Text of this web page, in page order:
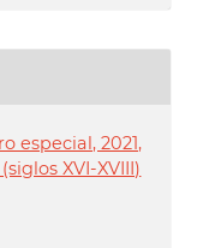
especial, 2021,
XVI-XVIII)